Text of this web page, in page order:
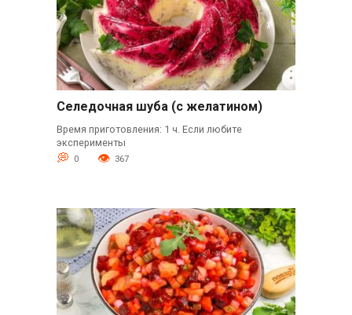
Селедочная шуба (с желатином)
Время приготовления: 1 ч. Если любите
эксперименты
0 367